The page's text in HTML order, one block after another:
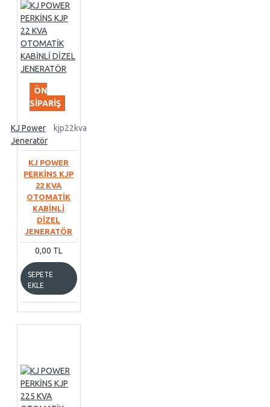
ÖN
SIPARIŞ
KJ Power
Jeneratör
kjp22kva
KJ POWER
PERKİNS KJP
22 KVA
OTOMATİK
KABİNLİ
DİZEL
JENERATÖR
0,00 TL
SEPETE
EKLE